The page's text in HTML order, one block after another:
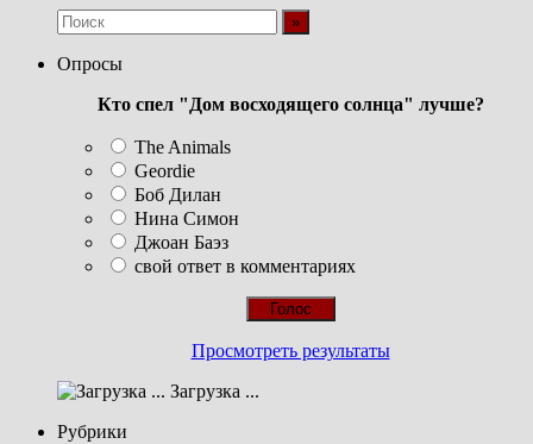
Опросы
Кто спел "Дом восходящего солнца" лучше?
The Animals
Geordie
Боб Дилан
Нина Симон
Джоан Баэз
свой ответ в комментариях
Просмотреть результаты
Загрузка ...
Рубрики